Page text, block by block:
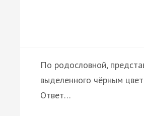
По родословной,
выделенного чёрным
Ответ…